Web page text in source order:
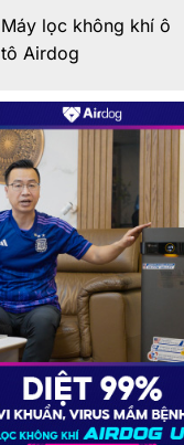
Máy lọc không khí ô
tô Airdog